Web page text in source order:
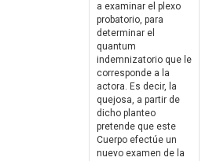
a examinar el plexo
probatorio, para
determinar el
quantum
indemnizatorio que le
corresponde a la
actora. Es decir, la
quejosa, a partir de
dicho planteo
pretende que este
Cuerpo efectúe un
nuevo examen de la